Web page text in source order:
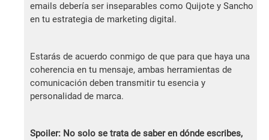
emails debería ser inseparables como Quijote y Sancho
en tu estrategia de marketing digital.
Estarás de acuerdo conmigo de que para que haya una
coherencia en tu mensaje, ambas herramientas de
comunicación deben transmitir tu esencia y
personalidad de marca.
Spoiler: No solo se trata de saber en dónde escribes,